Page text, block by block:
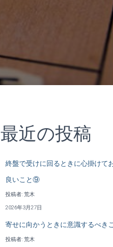
最近の投稿
終盤で受けに回るときに心掛けて
良いこと⑨
投稿者: 荒木
2026年3月27日
寄せに向かうときに意識するべき
投稿者: 荒木